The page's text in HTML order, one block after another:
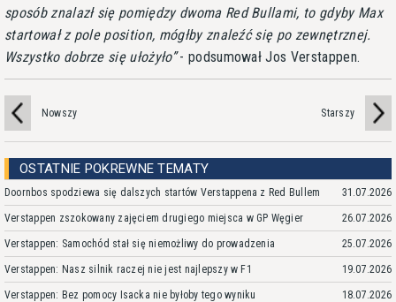
sposób znalazł się pomiędzy dwoma Red Bullami, to gdyby Max
startował z pole position, mógłby znaleźć się po zewnętrznej.
Wszystko dobrze się ułożyło - podsumował Jos Verstappen.
Nowszy Starszy
OSTATNIE POKREWNE TEMATY
Doornbos spodziewa się dalszych startów Verstappena z Red Bullem 31.07.2026
Verstappen zszokowany zajęciem drugiego miejsca w GP Węgier 26.07.2026
Verstappen: Samochód stał się niemożliwy do prowadzenia 25.07.2026
Verstappen: Nasz silnik raczej nie jest najlepszy w F1 19.07.2026
Verstappen: Bez pomocy Isacka nie byłoby tego wyniku 18.07.2026